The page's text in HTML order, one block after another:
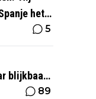
het
5
blijkbaar
1'
89